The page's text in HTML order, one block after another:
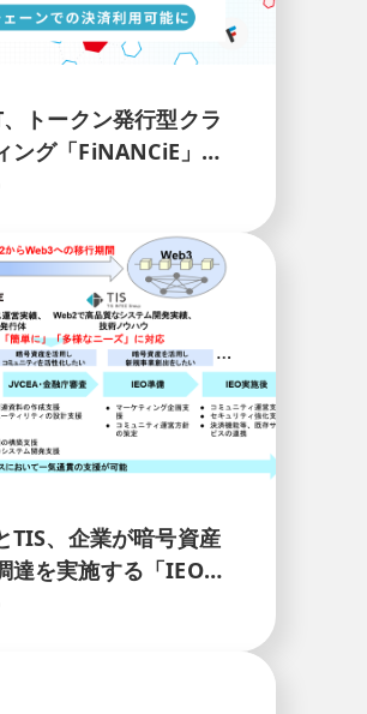
トークン発行型クラ
ング「FiNANCiE」で
ージ、Ethereumチェ
TIS、企業が暗号資産
達を実施する「IEO支
始